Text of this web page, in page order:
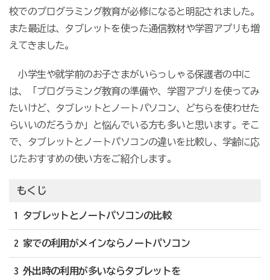
校でのプログラミング教育が必修になると明記されました。
また最近は、タブレットを使った通信教材や学習アプリも増
えてきました。
小学生や就学前のお子さまがいらっしゃる保護者の中に
は、「プログラミング教育の準備や、学習アプリを使ってみ
たいけど、タブレットとノートパソコン、どちらを使わせた
らいいのだろうか」と悩んでいる方も多いと思います。そこ
で、タブレットとノートパソコンの違いを比較し、学齢に応
じたおすすめの使い方をご紹介します。
もくじ
1 タブレットとノートパソコンの比較
2 家での利用がメインならノートパソコン
3 外出時の利用が多いならタブレットを